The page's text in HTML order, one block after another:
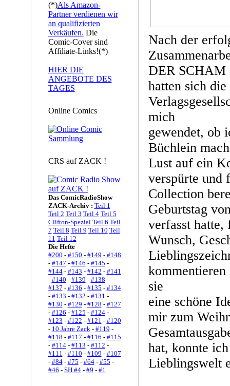
(*)Als Amazon-
Partner verdienen wir
an qualifizierten
Verkäufen. Die
Comic-Cover sind
Affiliate-Links!(*)
HIER DIE
ANGEBOTE DES
TAGES
Online Comics
CRS auf ZACK !
Das ComicRadioShow
ZACK-Archiv : Teil 1
Teil 2 Teil 3 Teil 4 Teil 5
Clifton-Spezial Teil 6 Teil
7 Teil 8 Teil 9 Teil 10 Teil
11 Teil 12
Die Hefte
#200 - #150 - #149 - #148
- #147 - #146 - #145 -
#144- #143 - #142 - #141
- #140 - #139 - #138 -
#137 - #136 - #135 - #134
- #133 - #132 - #131 -
#130 - #129 - #128 - #127
- #126 - #125 - #124-
#123 - #122 - #121 - #120
- 10 Jahre Zack- #119 -
#118 - #117 - #116 - #115
- #114- #113 - #112 -
#111 - #110 - #109 - #107
- #84- #75 - #64- #55 -
#46 - SH #4- #9 - #1
Nach der
DER SCHAM
hatten sich
mich
gewendet, ob
Büchlein
Lust auf ein
verspürte und
Collection
Geburtstag
verfasst
Wunsch,
sie
eine schöne
mir zum
hat, konnte
Lieblingswelt